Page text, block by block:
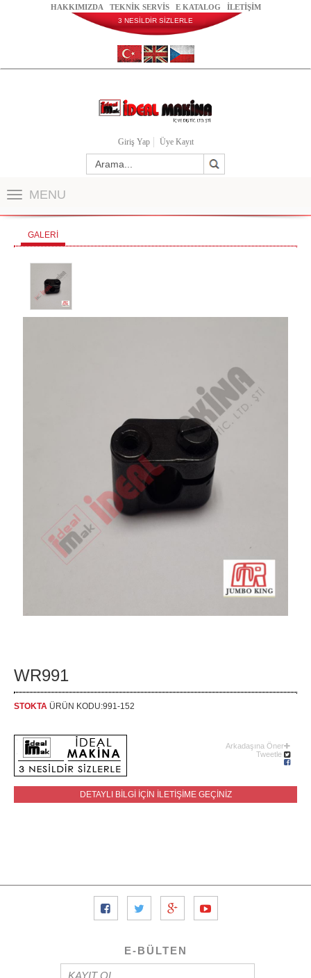
HAKKIMIZDA TEKNİK SERVİS E KATALOG İLETİŞİM
3 NESİLDİR SİZLERLE
Giriş Yap Üye Kayıt
MENU
GALERİ
WR991
STOKTA ÜRÜN KODU:991-152
Arkadaşına Öner
Tweetle
DETAYLI BİLGİ İÇİN İLETİŞİME GEÇİNİZ
E-BÜLTEN